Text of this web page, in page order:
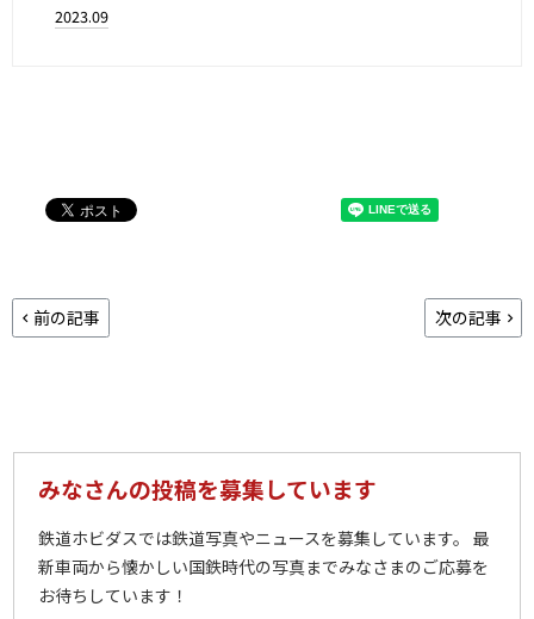
2023.09
前の記事 次の記事
みなさんの投稿を募集しています
鉄道ホビダスでは鉄道写真やニュースを募集しています。 最
新車両から懐かしい国鉄時代の写真までみなさまのご応募を
お待ちしています！